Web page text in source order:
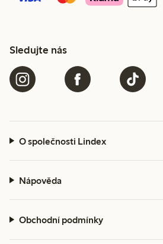
Sledujte nás
O společnosti Lindex
Nápověda
Obchodní podmínky